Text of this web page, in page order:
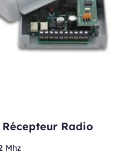
Radio
Mhz